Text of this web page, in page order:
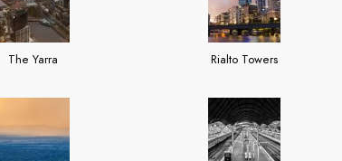
The Yarra Rialto Towers